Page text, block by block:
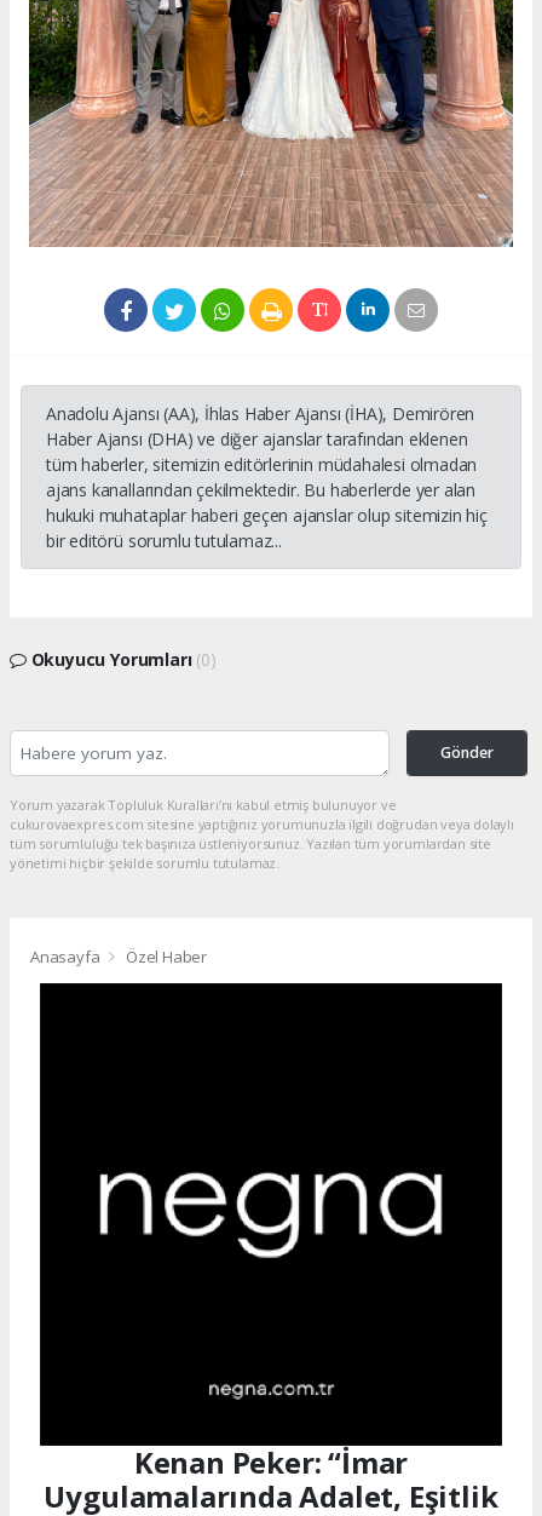
Anadolu Ajansı (AA), İhlas Haber Ajansı (İHA), Demirören
Haber Ajansı (DHA) ve diğer ajanslar tarafından eklenen
tüm haberler, sitemizin editörlerinin müdahalesi olmadan
ajans kanallarından çekilmektedir. Bu haberlerde yer alan
hukuki muhataplar haberi geçen ajanslar olup sitemizin hiç
bir editörü sorumlu tutulamaz...
Okuyucu Yorumları (0)
Gönder
Yorum yazarak Topluluk Kuralları’nı kabul etmiş bulunuyor ve
cukurovaexpres.com sitesine yaptığınız yorumunuzla ilgili doğrudan veya dolaylı
tüm sorumluluğu tek başınıza üstleniyorsunuz. Yazılan tüm yorumlardan site
yönetimi hiçbir şekilde sorumlu tutulamaz.
Anasayfa Özel Haber
Kenan Peker: “İmar
Uygulamalarında Adalet, Eşitlik